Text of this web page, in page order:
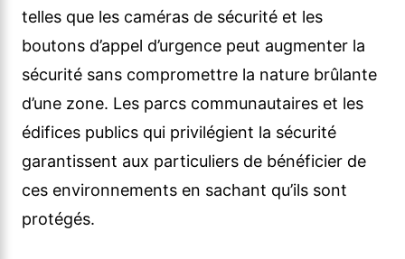
telles que les caméras de sécurité et les
boutons d’appel d’urgence peut augmenter la
sécurité sans compromettre la nature brûlante
d’une zone. Les parcs communautaires et les
édifices publics qui privilégient la sécurité
garantissent aux particuliers de bénéficier de
ces environnements en sachant qu’ils sont
protégés.